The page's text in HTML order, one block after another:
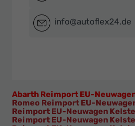
info@autoflex24.de
Abarth Reimport EU-
Romeo Reimport EU-
Reimport EU-Neuwagen
Reimport EU-Neuwagen